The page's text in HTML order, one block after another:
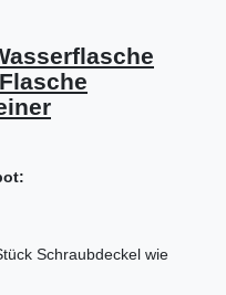
Schraubdeckel wie